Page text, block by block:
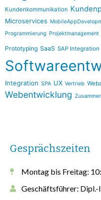
Kundenkommunikation
Microservices
Programmierung Projektmanagement
Prototyping SaaS SAP Integration
Integration SPA UX Vertrieb
Webentwicklung
Gesprächszeiten
Montag bis Freitag:
Geschäftsführer: